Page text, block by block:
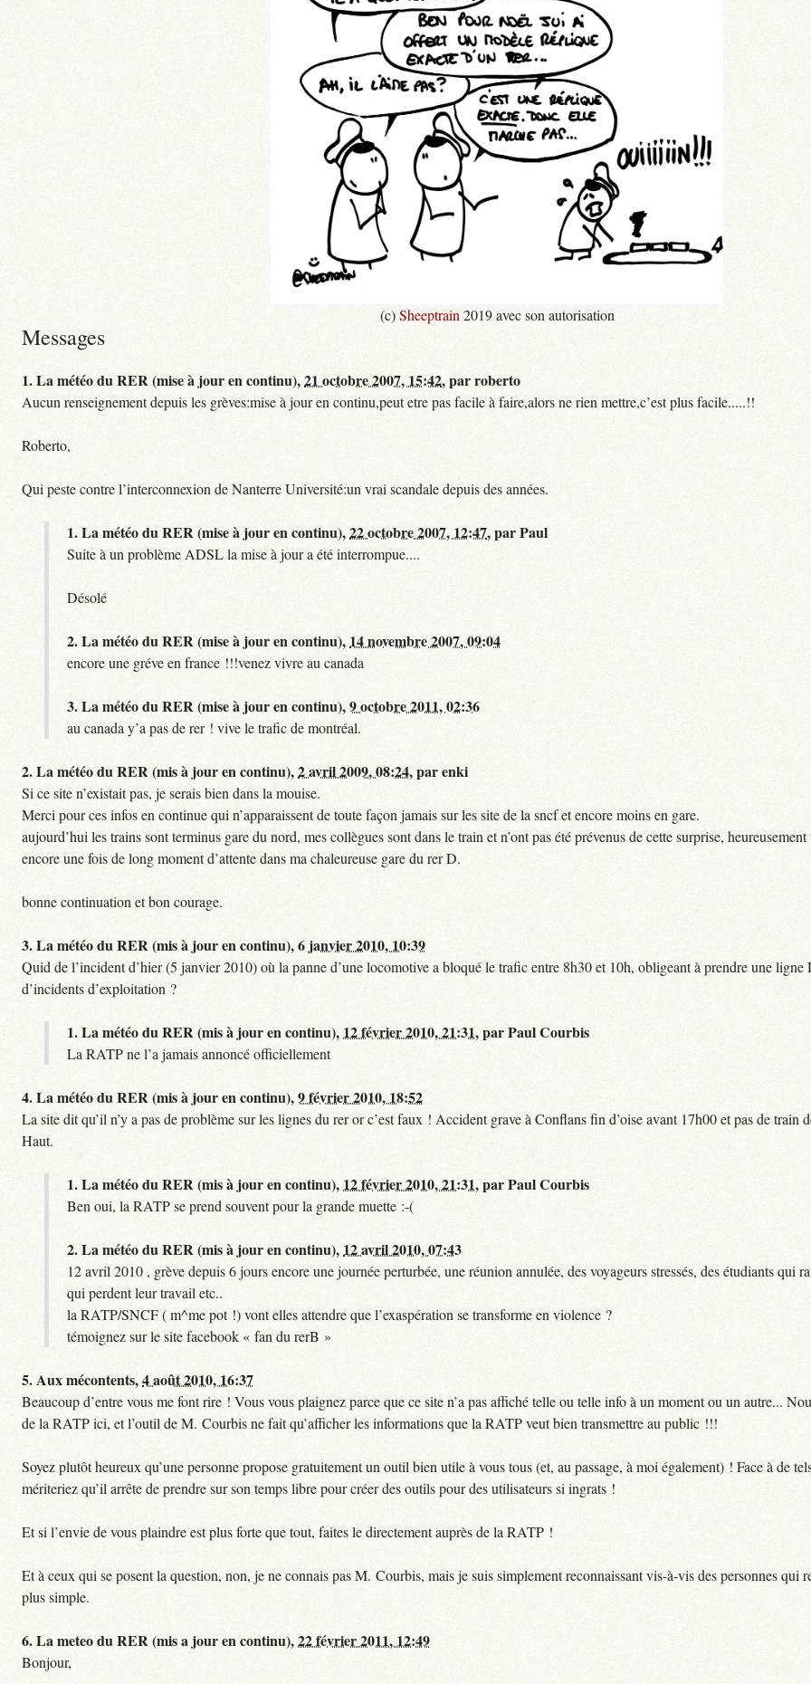
(c)Sheeptrain 2019 avec son autorisation
Messages
1.La météo du RER (mise à jour en continu),21 octobre 2007, 15:42,parroberto
Aucun renseignement depuis les grèves:mise à jour en continu,peut etre pas facile à faire,alors ne rien mettre,c’est plus facile.....!!
Roberto,
Qui peste contre l’interconnexion de Nanterre Université:un vrai scandale depuis des années.
1.La météo du RER (mise à jour en continu),22 octobre 2007, 12:47,parPaul
Suite à un problème ADSL la mise à jour a été interrompue....
Désolé
2.La météo du RER (mise à jour en continu), 14 novembre 2007, 09:04
encore une gréve en france !!!venez vivre au canada
3.La météo du RER (mise à jour en continu),9 octobre 2011, 02:36
au canada y’a pas de rer ! vive le trafic de montréal.
2.La météo du RER (mis à jour en continu),2 avril 2009, 08:24,parenki
Si ce site n’existait pas, je serais bien dans la mouise.
Merci pour ces infos en continue qui n’apparaissent de toute façon jamais sur les site de la sncf et encore moins en gare.
aujourd’hui les trains sont terminus gare du nord, mes collègues sont dans le train et n’ont pas été prévenus de cette surprise,
encore une fois de long moment d’attente dans ma chaleureuse gare du rer D.
bonne continuation et bon courage.
3.La météo du RER (mis à jour en continu),6 janvier 2010, 10:39
Quid de l’incident d’hier (5 janvier 2010) où la panne d’une locomotive a bloqué le trafic entre 8h30 et 10h, obligeant à prendre une
d’incidents d’exploitation ?
1.La météo du RER (mis à jour en continu), 12 février 2010, 21:31,parPaul Courbis
La RATP ne l’a jamais annoncé officiellement
4.La météo du RER (mis à jour en continu),9 février 2010, 18:52
La site dit qu’il n’y a pas de problème sur les lignes du rer or c’est faux ! Accident grave à Conflans fin d’oise avant 17h00 et pas de
Haut.
1.La météo du RER (mis à jour en continu), 12 février 2010, 21:31,parPaul Courbis
Ben oui, la RATP se prend souvent pour la grande muette :-(
2.La météo du RER (mis à jour en continu), 12 avril 2010, 07:43
12 avril 2010 , grève depuis 6 jours encore une journée perturbée, une réunion annulée, des voyageurs stressés, des étudiants qui
qui perdent leur travail etc..
la RATP/SNCF ( m^me pot !) vont elles attendre que l’exaspération se transforme en violence ?
témoignez sur le site facebook « fan du rerB »
5.Aux mécontents,4 août 2010, 16:37
Beaucoup d’entre vous me font rire ! Vous vous plaignez parce que ce site n’a pas affiché telle ou telle info à un moment ou un autre...
de la RATP ici, et l’outil de M. Courbis ne fait qu’afficher les informations que la RATP veut bien transmettre au public !!!
Soyez plutôt heureux qu’une personne propose gratuitement un outil bien utile à vous tous (et, au passage, à moi également) ! Face à de
mériteriez qu’il arrête de prendre sur son temps libre pour créer des outils pour des utilisateurs si ingrats !
Et si l’envie de vous plaindre est plus forte que tout, faites le directement auprès de la RATP !
Et à ceux qui se posent la question, non, je ne connais pas M. Courbis, mais je suis simplement reconnaissant vis-à-vis des personnes qui
plus simple.
6.La meteo du RER (mis a jour en continu),22 février 2011, 12:49
Bonjour,